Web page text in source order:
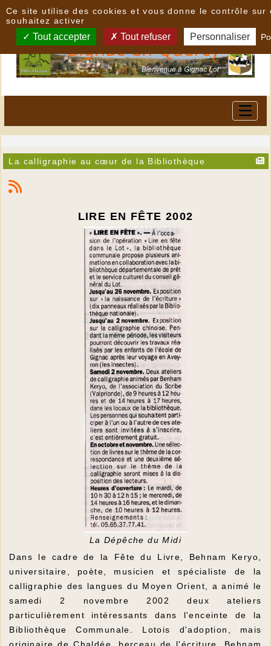
La calligraphie au cœur de la Bibliothèque
LIRE EN FÊTE 2002
La Dépêche du Midi
Dans le cadre de la Fête du Livre, Behnam Keryo,
universitaire, poète, musicien et spécialiste de la
calligraphie des langues du Moyen Orient, a animé le
samedi 2 novembre 2002 deux ateliers
particulièrement intéressants dans l'enceinte de la
Bibliothèque Communale. Lotois d'adoption, mais
Ce site utilise des cookies et vous donne le contrôle sur
souhaitez activer
Tout accepter Tout refuser Personnaliser